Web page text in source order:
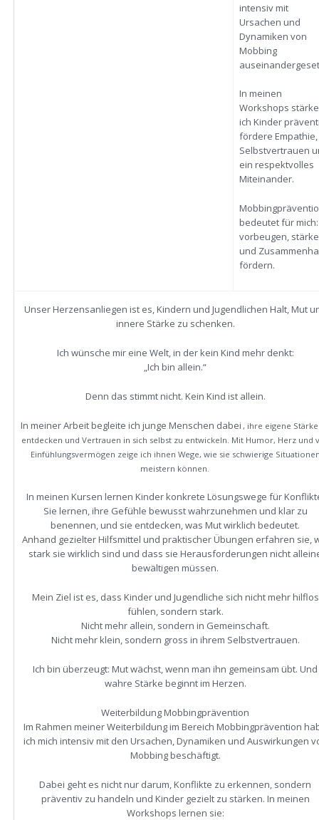
intensiv mit
Ursachen und
Dynamiken von
Mobbing
In meinen
Workshops stärke
ich Kinder
fördere Empathie,
Selbstvertrauen
ein respektvolles
Miteinander.
bedeutet für mich:
vorbeugen,
und
fördern.
Unser Herzensanliegen ist es, Kindern und Jugendlichen Halt, Mut
innere Stärke zu schenken.
Ich wünsche mir eine Welt, in der kein Kind mehr denkt:
„Ich bin allein.“
Denn das stimmt nicht. Kein Kind ist allein.
In meiner Arbeit begleite ich junge Menschen dabei , ihre eigene
entdecken und Vertrauen in sich selbst zu entwickeln. Mit Humor, Herz und
Einfühlungsvermögen zeige ich ihnen Wege, wie sie schwierige
meistern können.
In meinen Kursen lernen Kinder konkrete Lösungswege für
Sie lernen, ihre Gefühle bewusst wahrzunehmen und klar zu
benennen, und sie entdecken, was Mut wirklich bedeutet.
Anhand gezielter Hilfsmittel und praktischer Übungen erfahren sie,
stark sie wirklich sind und dass sie Herausforderungen nicht
bewältigen müssen.
Mein Ziel ist es, dass Kinder und Jugendliche sich nicht mehr hilflos
fühlen, sondern stark.
Nicht mehr allein, sondern in Gemeinschaft.
Nicht mehr klein, sondern gross in ihrem Selbstvertrauen.
Ich bin überzeugt: Mut wächst, wenn man ihn gemeinsam übt. Und
wahre Stärke beginnt im Herzen.
Weiterbildung Mobbingprävention
Im Rahmen meiner Weiterbildung im Bereich Mobbingprävention
ich mich intensiv mit den Ursachen, Dynamiken und Auswirkungen
Mobbing beschäftigt.
Dabei geht es nicht nur darum, Konflikte zu erkennen, sondern
präventiv zu handeln und Kinder gezielt zu stärken. In meinen
Workshops lernen sie: